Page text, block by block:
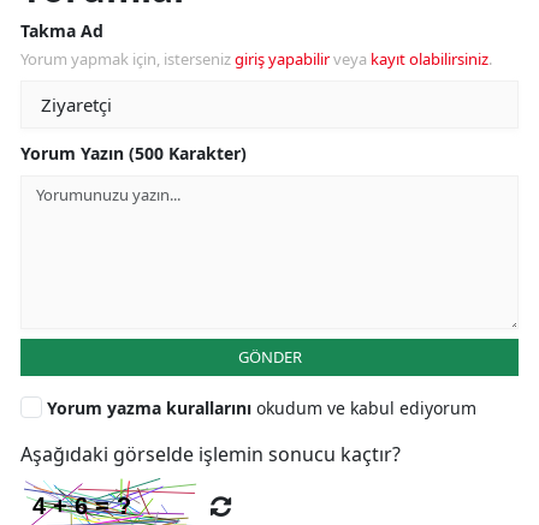
Takma Ad
Yorum yapmak için, istersenizgiriş yapabilirveya kayıt olabilirsiniz.
Yorum Yazın (500 Karakter)
GÖNDER
Yorum yazma kurallarını okudum ve kabul ediyorum
Aşağıdaki görselde işlemin sonucu kaçtır?